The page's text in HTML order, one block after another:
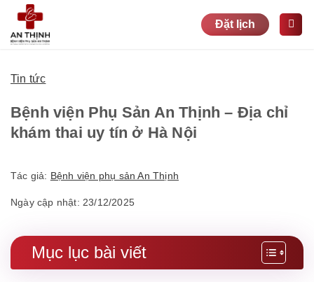
nội
Đặt lịch
Tin tức
Bệnh viện Phụ Sản An Thịnh – Địa chỉ
khám thai uy tín ở Hà Nội
Tác giả: Bệnh viện phụ sản An Thịnh
Ngày cập nhật: 23/12/2025
Mục lục bài viết